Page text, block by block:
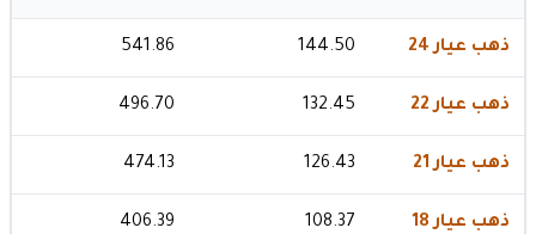
ذهب عيار 24 144.50
541.86
ذهب عيار 22 132.45
496.70
ذهب عيار 21 126.43
474.13
ذهب عيار 18 108.37
406.39